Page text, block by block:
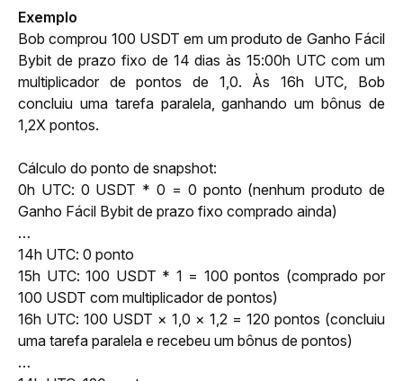
Exemplo
Bob comprou 100 USDT em um produto de Ganho Fácil
Bybit de prazo fixo de 14 dias às 15:00h UTC com um
multiplicador de pontos de 1,0. Às 16h UTC, Bob
concluiu uma tarefa paralela, ganhando um bônus de
1,2X pontos.
Cálculo do ponto de snapshot:
0h UTC: 0 USDT * 0 = 0 ponto (nenhum produto de
Ganho Fácil Bybit de prazo fixo comprado ainda)
…
14h UTC: 0 ponto
15h UTC: 100 USDT * 1 = 100 pontos (comprado por
100 USDT com multiplicador de pontos)
16h UTC: 100 USDT × 1,0 × 1,2 = 120 pontos (concluiu
uma tarefa paralela e recebeu um bônus de pontos)
…